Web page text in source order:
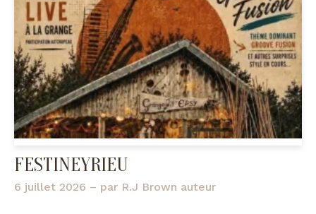
FESTINEYRIEU
6 juillet 2026 – par R.J Brown auteur